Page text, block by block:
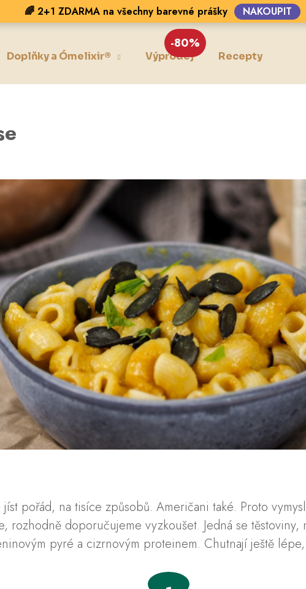
🌈 2+1 ZDARMA na všechny barevné prášky NAKOUPIT
Doplňky a Ómelixir® Výprodej
-80%
Recepty
pořád, na tisíce způsobů. Američani také. Proto
rozhodně doporučujeme vyzkoušet. Jedná se
pyré a cizrnovým proteinem. Chutnají ještě
Co potřebujete najít?